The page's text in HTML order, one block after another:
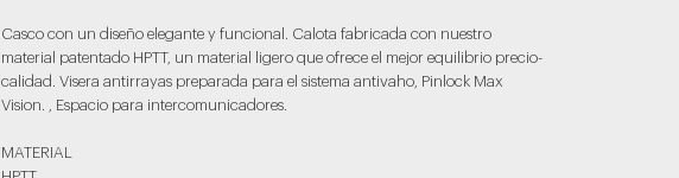
Casco con un diseño elegante y funcional. Calota fabricada con nuestro
material patentado HPTT, un material ligero que ofrece el mejor equilibrio precio-
calidad. Visera antirrayas preparada para el sistema antivaho, Pinlock Max
Vision. , Espacio para intercomunicadores.
MATERIAL